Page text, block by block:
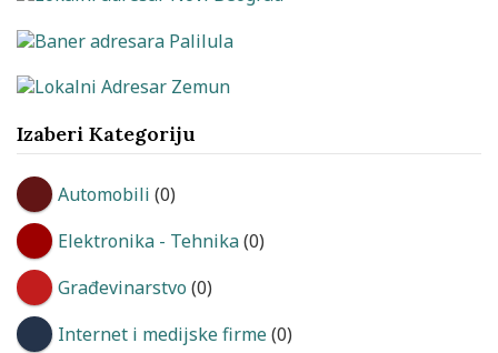
Izaberi Kategoriju
Automobili (0)
Elektronika - Tehnika(0)
Građevinarstvo (0)
Internet i medijske firme(0)